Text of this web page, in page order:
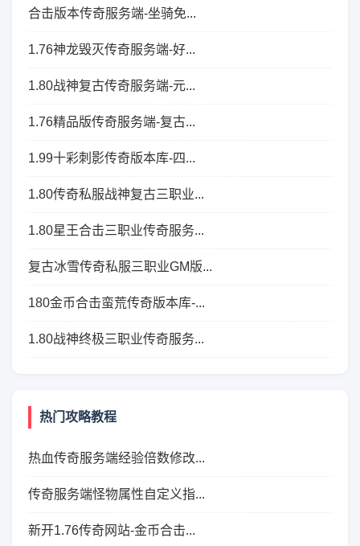
合击版本传奇服务端-坐骑免...
1.76神龙毁灭传奇服务端-好...
1.80战神复古传奇服务端-元...
1.76精品版传奇服务端-复古...
1.99十彩刺影传奇版本库-四...
1.80传奇私服战神复古三职业...
1.80星王合击三职业传奇服务...
复古冰雪传奇私服三职业GM版...
180金币合击蛮荒传奇版本库-...
1.80战神终极三职业传奇服务...
热门攻略教程
热血传奇服务端经验倍数修改...
传奇服务端怪物属性自定义指...
新开1.76传奇网站-金币合击...